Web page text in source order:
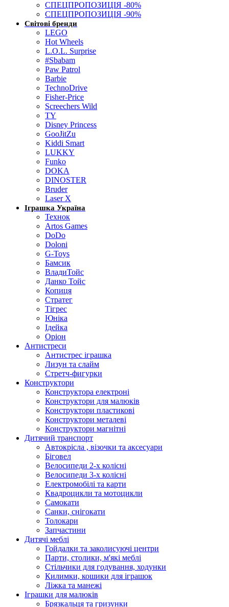
СПЕЦПРОПОЗИЦІЯ -80%
СПЕЦПРОПОЗИЦІЯ -90%
Світові бренди
LEGO
Hot Wheels
L.O.L. Surprise
#Sbabam
Paw Patrol
Barbie
TechnoDrive
Fisher-Price
Screechers Wild
TY
Disney Princess
GooJitZu
Kiddi Smart
LUKKY
Funko
DOKA
DINOSTER
Bruder
Laser X
Іграшка Україна
Технок
Artos Games
DoDo
Doloni
G-Toys
Бамсик
ВладиТойс
Данко Тойс
Копиця
Стратег
Тігрес
Юніка
Ідейка
Оріон
Антистреси
Антистрес іграшка
Лизун та слайм
Стретч-фигурки
Конструктори
Конструктора електроні
Конструктори для малюків
Конструктори пластикові
Конструктори металеві
Конструктори магнітні
Дитячий транспорт
Автокрісла , візочки та аксесуари
Біговел
Велосипеди 2-х колісні
Велосипеди 3-х колісні
Електромобілі та карти
Квадроцикли та мотоцикли
Самокати
Санки, снігокати
Толокари
Запчастини
Дитячі меблі
Гойдалки та заколисуючі центри
Парти, столики, м'які меблі
Стільчики для годування, ходунки
Килимки, кошики для іграшок
Ліжка та манежі
Іграшки для малюків
Брязкальця та гризунки